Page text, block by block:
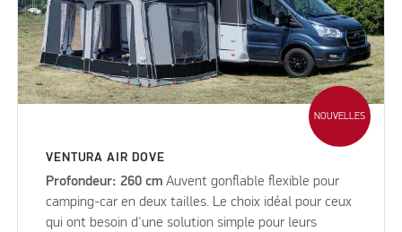
NOUVELLES
VENTURA AIR DOVE
Profondeur: 260 cm Auvent gonflable flexible pour
camping-car en deux tailles. Le choix idéal pour ceux
qui ont besoin d'une solution simple pour leurs